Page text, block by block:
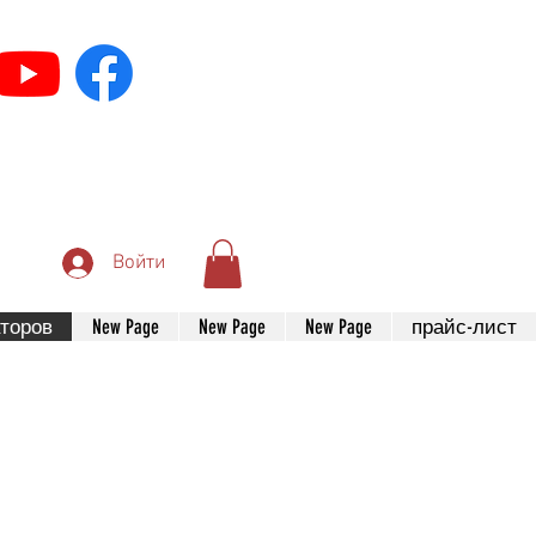
Войти
прайс-лист
New Page
New Page
New Page